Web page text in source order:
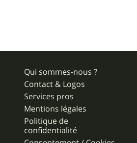
Qui sommes-nous ?
Contact & Logos
Services pros
Mentions légales
Politique de
confidentialité